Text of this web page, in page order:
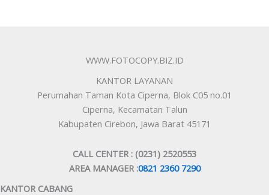
page
WWW.FOTOCOPY.BIZ.ID
KANTOR LAYANAN
Perumahan Taman Kota Ciperna, Blok C05 no.01
Ciperna, Kecamatan Talun
Kabupaten Cirebon, Jawa Barat 45171
CALL CENTER : (0231) 2520553
AREA MANAGER :0821 2360 7290
KANTOR CABANG